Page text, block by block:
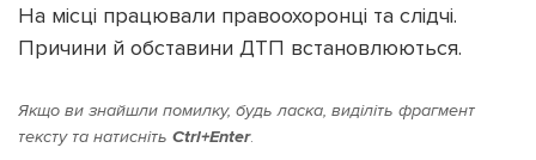
На місці працювали правоохоронці та слідчі.
Причини й обставини ДТП встановлюються.
Якщо ви знайшли помилку, будь ласка, виділіть фрагмент
тексту та натисніть Ctrl+Enter.